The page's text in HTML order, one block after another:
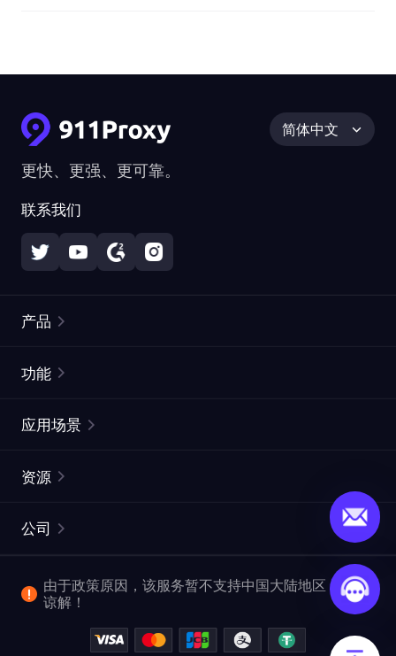
更快、更强、更可靠。
联系我们
简体中文
产品
静态住宅代理
网页抓取 API
视频下载 API
功能
ISP代理
ProxySite
应用场景
市场研究
爬行和索引
查看全部使用场景
资源
常见问题解答
位置
公司
企业服务
反洗钱合规计划
由于政策原因，该服务暂不支持中国大陆地区，敬请
谅解！